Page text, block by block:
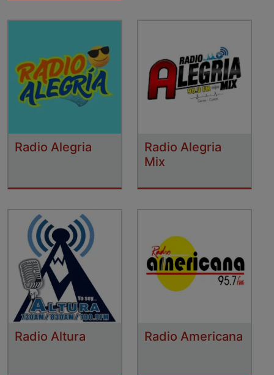
Radio Alegria
Radio Alegria
Mix
Radio Altura Radio Americana